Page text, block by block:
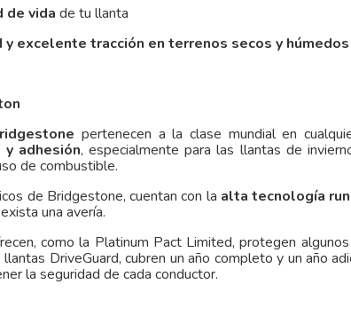
de vida de tu llanta
y excelente tracción en terrenos secos y húmedos
pertenecen a la clase mundial en
y adhesión, especialmente para las llantas de
de combustible.
de Bridgestone, cuentan con la alta tecnología
una avería.
como la Platinum Pact Limited, protegen
DriveGuard, cubren un año completo y un año
la seguridad de cada conductor.